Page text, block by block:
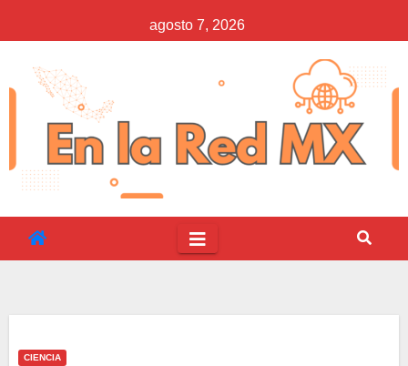
al
contenido
agosto 7, 2026
CIENCIA